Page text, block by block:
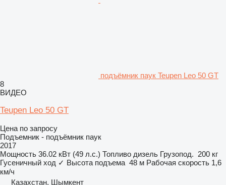
подъёмник паук Teupen Leo 50 GT
8
ВИДЕО
Teupen Leo 50 GT
Цена по запросу
Подъемник - подъёмник паук
2017
Мощность 36.02 кВт (49 л.с.) Топливо дизель Грузопод. 200 кг
Гусеничный ход ✓ Высота подъема 48 м Рабочая скорость 1,6
км/ч
Казахстан, Шымкент